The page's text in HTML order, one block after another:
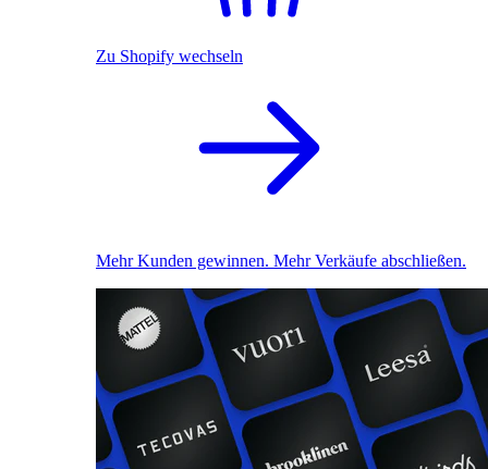
Zu Shopify wechseln
Mehr Kunden gewinnen. Mehr Verkäufe abschließen.